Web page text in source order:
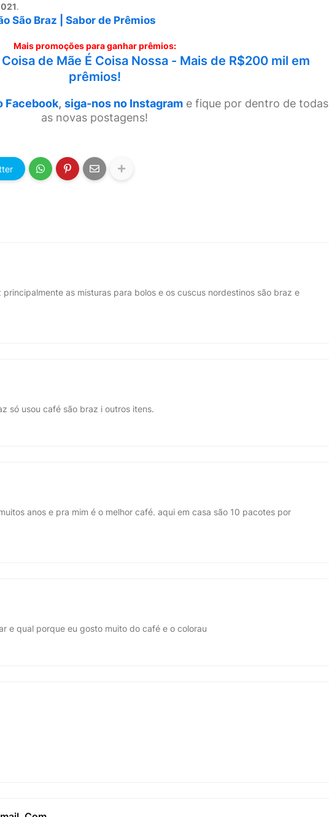
.
São Braz | Sabor de Prêmios
Mais promoções para ganhar prêmios:
de Mãe É Coisa Nossa - Mais de R$200 mil em
prêmios!
Facebook, siga-nos no Instagram e fique por dentro de todas
as novas postagens!
as misturas para bolos e os cuscus nordestinos são braz e
só usou café são braz i outros itens.
anos e pra mim é o melhor café. aqui em casa são 10 pacotes por
e qual porque eu gosto muito do café e o colorau